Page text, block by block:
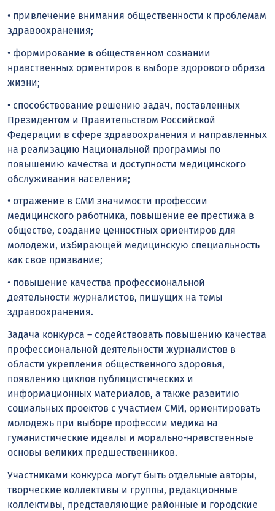
• привлечение внимания общественности к проблемам
здравоохранения;
• формирование в общественном сознании
нравственных ориентиров в выборе здорового образа
жизни;
• способствование решению задач, поставленных
Президентом и Правительством Российской
Федерации в сфере здравоохранения и направленных
на реализацию Национальной программы по
повышению качества и доступности медицинского
обслуживания населения;
• отражение в СМИ значимости профессии
медицинского работника, повышение ее престижа в
обществе, создание ценностных ориентиров для
молодежи, избирающей медицинскую специальность
как свое призвание;
• повышение качества профессиональной
деятельности журналистов, пишущих на темы
здравоохранения.
Задача конкурса – содействовать повышению качества
профессиональной деятельности журналистов в
области укрепления общественного здоровья,
появлению циклов публицистических и
информационных материалов, а также развитию
социальных проектов с участием СМИ, ориентировать
молодежь при выборе профессии медика на
гуманистические идеалы и морально-нравственные
основы великих предшественников.
Участниками конкурса могут быть отдельные авторы,
творческие коллективы и группы, редакционные
коллективы, представляющие районные и городские